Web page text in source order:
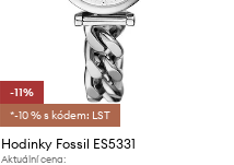
-11%
*-10 % s kódem: LST
Hodinky Fossil ES5331
Aktuální cena: